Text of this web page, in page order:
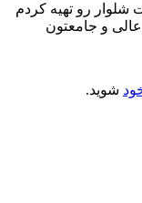
رو تهیه کردم
و جامعتون
شوید.